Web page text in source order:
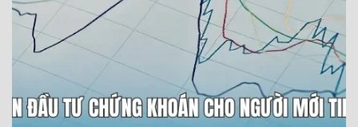
Hướng Dẫn Đầu Tư Chứng Khoán Cho Người Mới Tin
Tức 24hHướng Dẫn Đầu Tư Chứng Khoán Cho Người